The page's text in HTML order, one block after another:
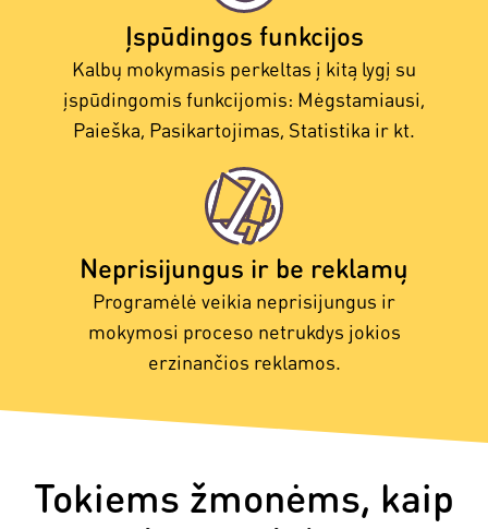
Įspūdingos funkcijos
Kalbų mokymasis perkeltas į kitą lygį su
įspūdingomis funkcijomis: Mėgstamiausi,
Paieška, Pasikartojimas, Statistika ir kt.
Neprisijungus ir be reklamų
Programėlė veikia neprisijungus ir
mokymosi proceso netrukdys jokios
erzinančios reklamos.
Tokiems žmonėms, kaip